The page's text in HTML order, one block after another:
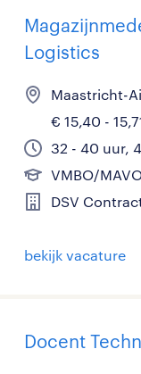
Logistics
Maastricht-
€ 15,40 -
32 - 40 uur,
VMBO/
DSV
bekijk vacature
Docent